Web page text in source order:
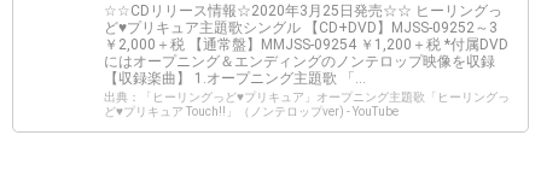
☆☆CDリリース情報☆2020年3月25日発売☆☆ ヒーリングっ
ど♥プリキュア主題歌シングル 【CD+DVD】MJSS-09252～3
￥2,000＋税 【通常盤】MMJSS-09254 ￥1,200＋税 *付属DVD
にはオープニング＆エンディングのノンテロップ映像を収録
【収録楽曲】 1.オープニング主題歌 「...
出典：「ヒーリングっど♥プリキュア」オープニング主題歌「ヒーリングっ
ど♥プリキュア Touch!!」（ノンテロップver) - YouTube